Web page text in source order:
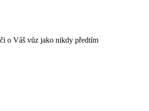
o Váš vůz jako nikdy předtím